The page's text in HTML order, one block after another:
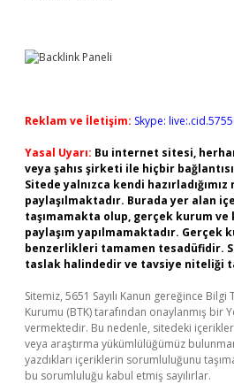
Reklam ve İletişim: Skype:
Yasal Uyarı: Bu internet sitesi,
veya şahıs şirketi ile hiçbir
Sitede yalnızca kendi
paylaşılmaktadır. Burada yer alan
taşımamakta olup, gerçek kurum ve
paylaşım yapılmamaktadır. Gerçek
benzerlikleri tamamen tesadüfidir.
taslak halindedir ve tavsiye niteliği
Sitemiz, 5651 Sayılı Kanun gereğince
Kurumu (BTK) tarafından onaylanmış bir
vermektedir. Bu nedenle, sitedeki
veya araştırma yükümlülüğümüz
yazdıkları içeriklerin sorumluluğunu
bu sorumluluğu kabul etmiş sayılırlar.